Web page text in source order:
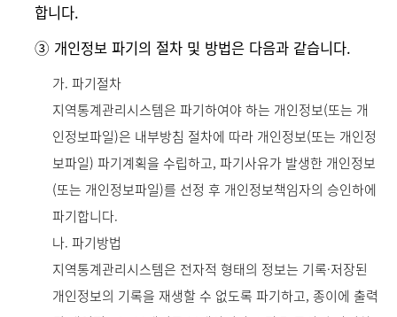
합니다.
➂ 개인정보 파기의 절차 및 방법은 다음과 같습니다.
가. 파기절차
지역통계관리시스템은 파기하여야 하는 개인정보(또는 개
인정보파일)은 내부방침 절차에 따라 개인정보(또는 개인정
보파일) 파기계획을 수립하고, 파기사유가 발생한 개인정보
(또는 개인정보파일)를 선정 후 개인정보책임자의 승인하에
파기합니다.
나. 파기방법
지역통계관리시스템은 전자적 형태의 정보는 기록·저장된
개인정보의 기록을 재생할 수 없도록 파기하고, 종이에 출력